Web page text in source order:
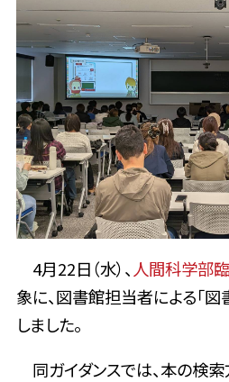
4月22日（水）、人間科学部
象に、図書館担当者による「図
しました。
同ガイダンスでは、本の検